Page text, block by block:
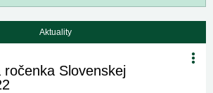
Aktuality
Slovenskej